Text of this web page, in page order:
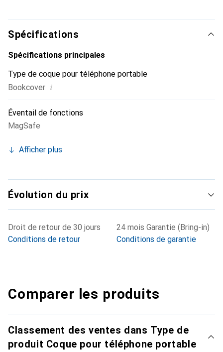
produits de haute qualité, la marque Noreve est un choix
fiable pour une clientèle exigeante.
Spécifications
Spécifications principales
Type de coque pour téléphone portable
Bookcover i
Éventail de fonctions
MagSafe
Afficher plus
Évolution du prix
Droit de retour de 30 jours
Conditions de retour
24 mois Garantie (Bring-in)
Conditions de garantie
Comparer les produits
Classement des ventes dans Type de
produit Coque pour téléphone portable